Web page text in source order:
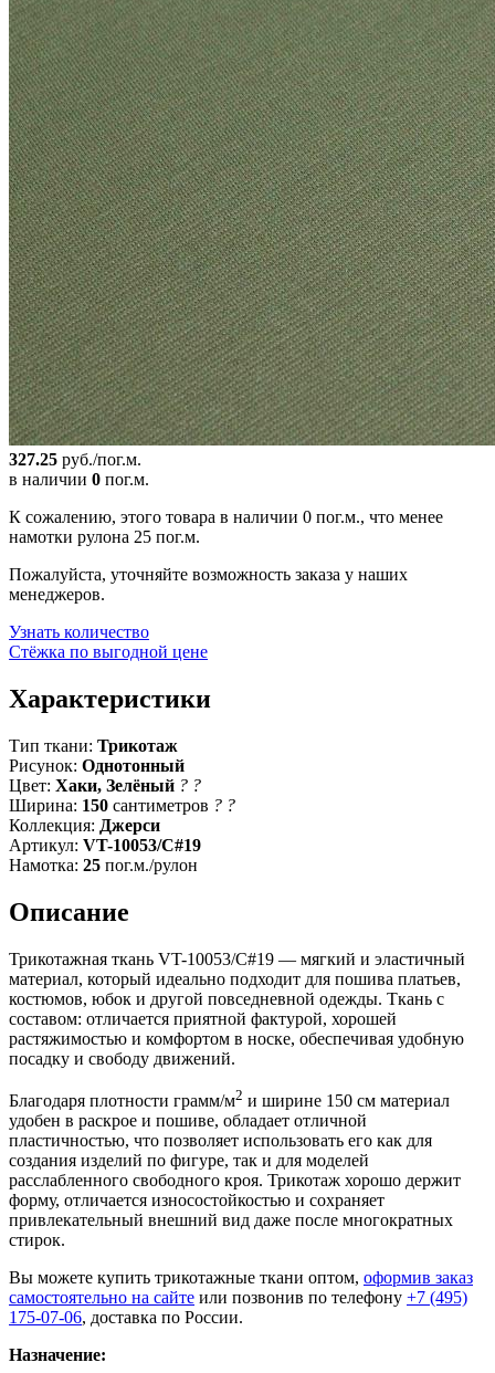
327.25 руб./пог.м.
в наличии 0 пог.м.
К сожалению, этого товара в наличии 0 пог.м., что менее
намотки рулона 25 пог.м.
Пожалуйста, уточняйте возможность заказа у наших
менеджеров.
Узнать количество
Стёжка по выгодной цене
Характеристики
Тип ткани: Трикотаж
Рисунок: Однотонный
Цвет: Хаки, Зелёный ? ?
Ширина: 150 сантиметров ? ?
Коллекция: Джерси
Артикул: VT-10053/C#19
Намотка: 25 пог.м./рулон
Описание
Трикотажная ткань VT-10053/C#19 — мягкий и эластичный
материал, который идеально подходит для пошива платьев,
костюмов, юбок и другой повседневной одежды. Ткань с
составом: отличается приятной фактурой, хорошей
растяжимостью и комфортом в носке, обеспечивая удобную
посадку и свободу движений.
Благодаря плотности грамм/м2 и ширине 150 см материал
удобен в раскрое и пошиве, обладает отличной
пластичностью, что позволяет использовать его как для
создания изделий по фигуре, так и для моделей
расслабленного свободного кроя. Трикотаж хорошо держит
форму, отличается износостойкостью и сохраняет
привлекательный внешний вид даже после многократных
стирок.
Вы можете купить трикотажные ткани оптом, оформив заказ
самостоятельно на сайте или позвонив по телефону +7 (495)
175-07-06, доставка по России.
Назначение: